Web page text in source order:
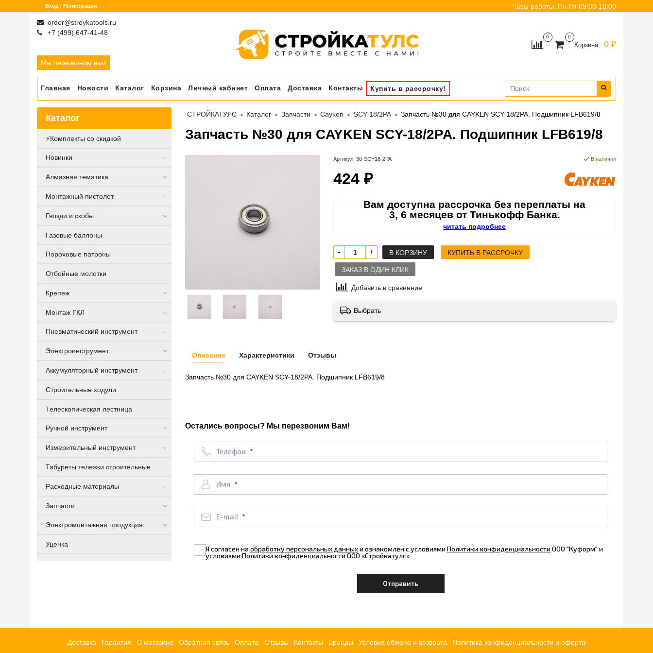
Вход / Регистрация Часы работы: Пн-Пт 09:00-18:00
order@stroykatools.ru
+7 (499) 647-41-48
Мы перезвоним вам
0 0
Корзина: 0 ₽
Главная Новости Каталог Корзина Личный кабинет Оплата Доставка Контакты Купить в рассрочку!
СТРОЙКАТУЛС Каталог Запчасти Cayken SCY-18/2PA Запчасть №30 для CAYKEN SCY-18/2PA. Подшипник LFB619/8
Запчасть №30 для CAYKEN SCY-18/2PA. Подшипник LFB619/8
Артикул: 30-SCY18-2PA В наличии
424 ₽
Вам доступна рассрочка без переплаты на
3, 6 месяцев от Тинькофф Банка.
читать подробнее
В КОРЗИНУ КУПИТЬ В РАССРОЧКУ
ЗАКАЗ В ОДИН КЛИК
Добавить в сравнение
Выбрать
Описание
Запчасть №30 для CAYKEN SCY-18/2PA. Подшипник LFB619/8
Характеристики Отзывы
Остались вопросы? Мы перезвоним Вам!
Телефон
Имя
E-mail
Я согласен наобработку персональных данныхи ознакомлен с условиямиПолитики конфиденциальностиООО "Куформ" и
условиямиПолитики конфиденциальностиООО «Стройкатулс»
Каталог
⚡️Комплекты со скидкой
Новинки
Алмазная тематика
Монтажный пистолет
Гвозди и скобы
Газовые баллоны
Пороховые патроны
Отбойные молотки
Крепеж
Монтаж ГКЛ
Пневматический инструмент
Электроинструмент
Аккумуляторный инструмент
Строительные ходули
Телескопическая лестница
Ручной инструмент
Измерительный инструмент
Табуреты тележки строительные
Расходные материалы
Запчасти
Электромонтажная продукция
Уценка
Доставка Гарантия О магазине Обратная связь Оплата Отзывы Контакты Бренды Условия обмена и возврата Политика конфиденциальности и оферта